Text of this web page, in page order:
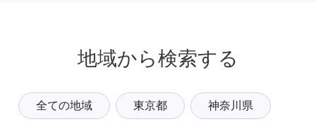
地域から検索する
全ての地域 東京都 神奈川県